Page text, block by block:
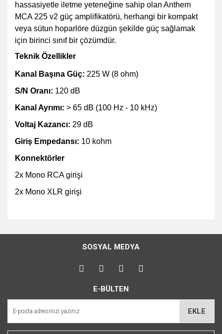
hassasiyetle iletme yeteneğine sahip olan Anthem
MCA 225 v2 güç amplifikatörü, herhangi bir kompakt
veya sütun hoparlöre düzgün şekilde güç sağlamak
için birinci sınıf bir çözümdür.
Teknik Özellikler
Kanal Başına Güç: 225 W (8 ohm)
S/N Oranı: 120 dB
Kanal Ayrımı: > 65 dB (100 Hz - 10 kHz)
Voltaj Kazancı: 29 dB
Giriş Empedansı: 10 kohm
Konnektörler
2x Mono RCA girişi
2x Mono XLR girişi
konularda yetersiz gördüğünüz noktaları öneri formunu
kullanarak tarafımıza iletebilirsiniz.
Görüş ve önerileriniz için teşekkür ederiz.
Ürün açıklamasında eksik bilgiler bulunuyor.
Bu ürüne benzer farklı alternatifler olmalı.
SOSYAL MEDYA
E-BÜLTEN
EKLE